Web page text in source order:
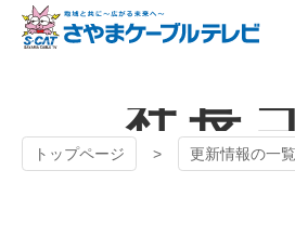
テレビ社長
トップページ 更新情報の一覧